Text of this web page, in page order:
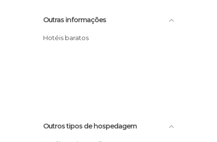
Outras informações
Hotéis baratos
Outros tipos de hospedagem